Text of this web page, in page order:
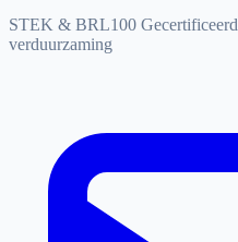
STEK & BRL100 Gecertificeerd
verduurzaming